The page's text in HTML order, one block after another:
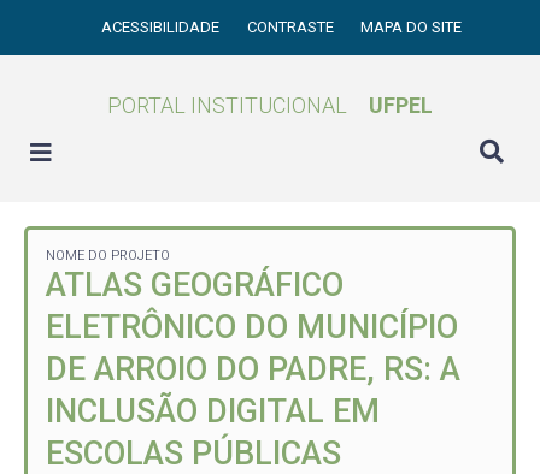
ACESSIBILIDADE CONTRASTE MAPA DO SITE
PORTAL INSTITUCIONAL UFPEL
NOME DO PROJETO
ATLAS GEOGRÁFICO
ELETRÔNICO DO MUNICÍPIO
DE ARROIO DO PADRE, RS: A
INCLUSÃO DIGITAL EM
ESCOLAS PÚBLICAS